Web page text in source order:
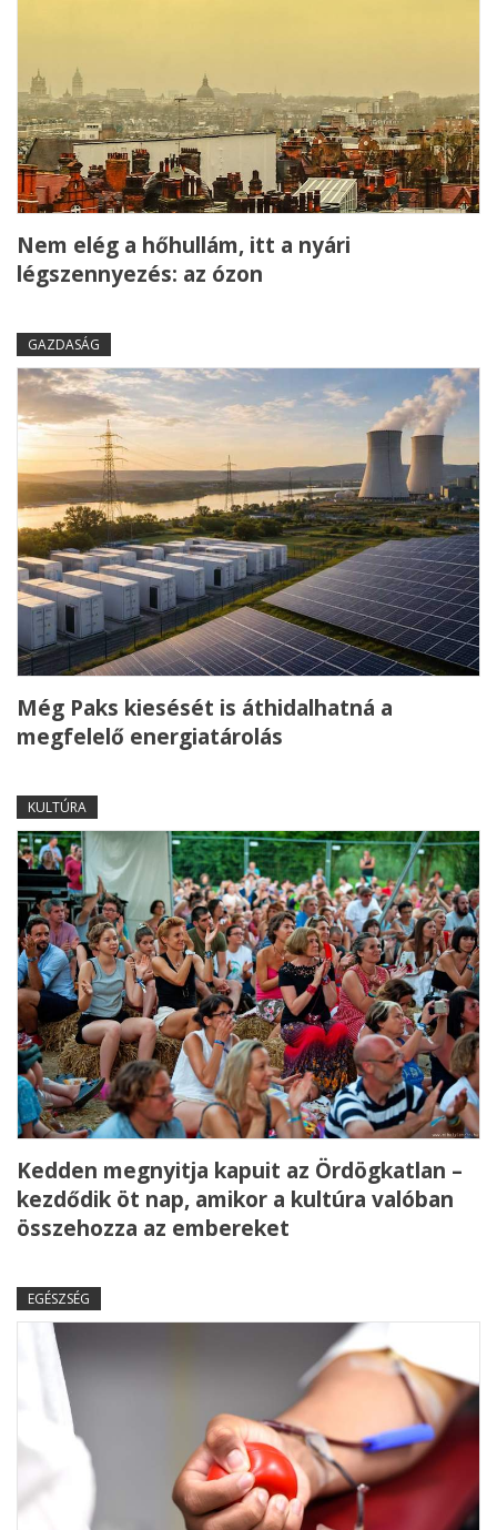
Nem elég a hőhullám, itt a nyári
légszennyezés: az ózon
GAZDASÁG
Még Paks kiesését is áthidalhatná a
megfelelő energiatárolás
KULTÚRA
Kedden megnyitja kapuit az Ördögkatlan –
kezdődik öt nap, amikor a kultúra valóban
összehozza az embereket
EGÉSZSÉG